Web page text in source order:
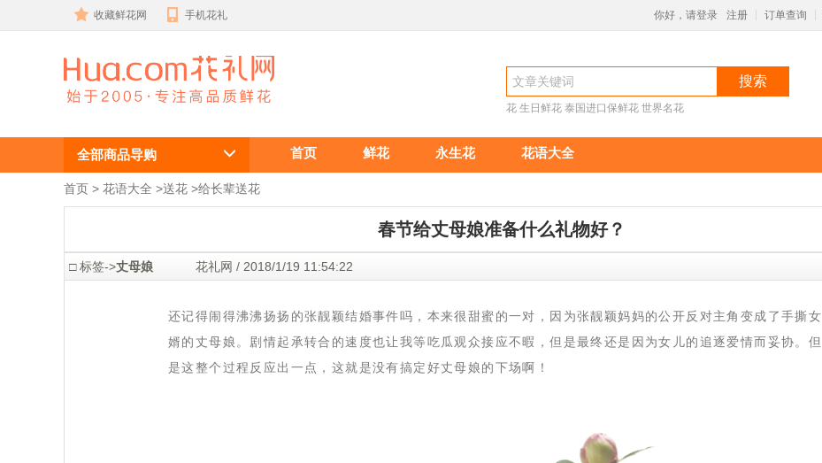
收藏鲜花网 手机花礼 你好，请登录 注册 订单查询
丈母娘
搜索
花 生日鲜花 泰国进口保鲜花 世界名花
全部商品导购 首页 鲜花 永生花 花语大全
首页 > 花语大全 >送花 >给长辈送花
春节给丈母娘准备什么礼物好？
□ 标签->丈母娘 花礼网 / 2018/1/19 11:54:22
还记得闹得沸沸扬扬的张靓颖结婚事件吗，本来很甜蜜的一对，因为张靓颖妈妈的公开反对主角变成了手撕女
婿的丈母娘。剧情起承转合的速度也让我等吃瓜观众接应不暇，但是最终还是因为女儿的追逐爱情而妥协。但
是这整个过程反应出一点，这就是没有搞定好丈母娘的下场啊！